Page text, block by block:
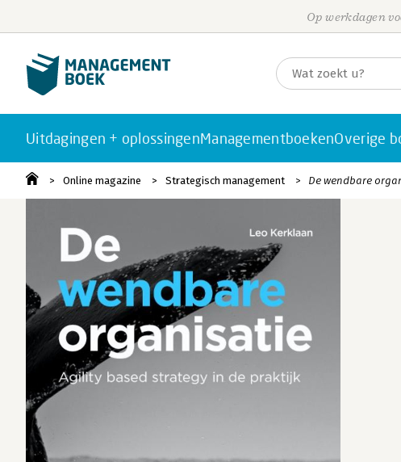
Op werkdagen
Uitdagingen + oplossingenManagementboekenOverige
Online magazine Strategisch management De wendbare